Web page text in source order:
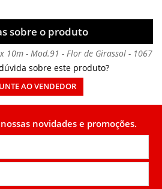
sobre o produto
10m - Mod.91 - Flor de Girassol - 1067
sobre este produto?
AO VENDEDOR
novidades e promoções.